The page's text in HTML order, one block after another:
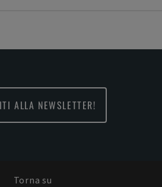
ALLA NEWSLETTER!
Torna su